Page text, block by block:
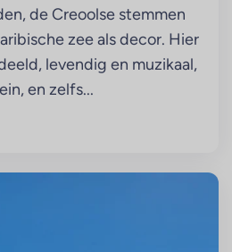
de Creoolse stemmen
zee als decor. Hier
levendig en muzikaal,
en zelfs...